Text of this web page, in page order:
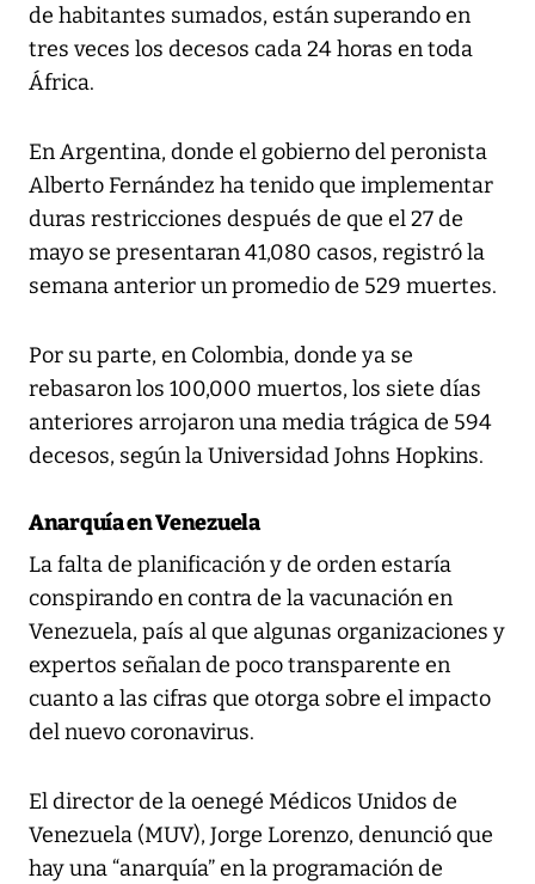
de habitantes sumados, están superando en
tres veces los decesos cada 24 horas en toda
África.
En Argentina, donde el gobierno del peronista
Alberto Fernández ha tenido que implementar
duras restricciones después de que el 27 de
mayo se presentaran 41,080 casos, registró la
semana anterior un promedio de 529 muertes.
Por su parte, en Colombia, donde ya se
rebasaron los 100,000 muertos, los siete días
anteriores arrojaron una media trágica de 594
decesos, según la Universidad Johns Hopkins.
Anarquía en Venezuela
La falta de planificación y de orden estaría
conspirando en contra de la vacunación en
Venezuela, país al que algunas organizaciones y
expertos señalan de poco transparente en
cuanto a las cifras que otorga sobre el impacto
del nuevo coronavirus.
El director de la oenegé Médicos Unidos de
Venezuela (MUV), Jorge Lorenzo, denunció que
hay una “anarquía” en la programación de